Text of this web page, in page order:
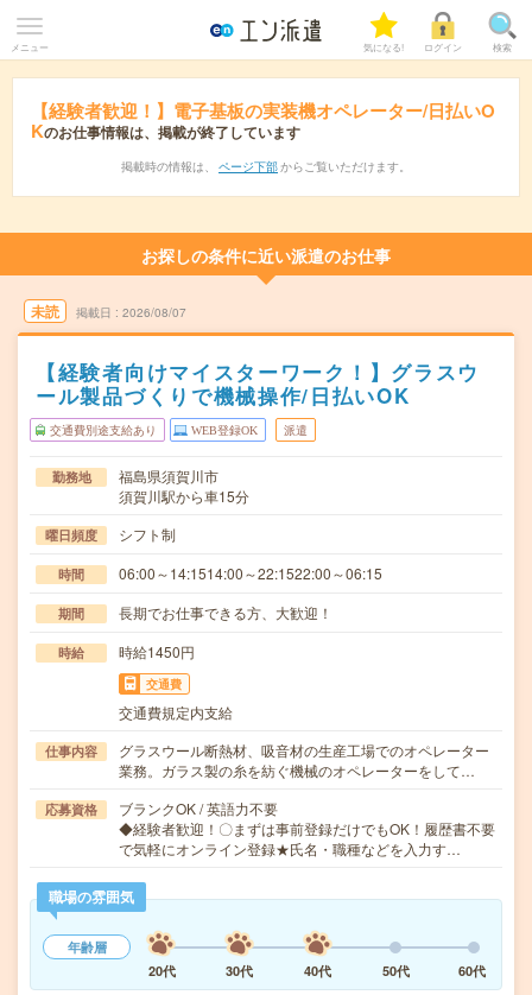
メニュー 気になる! ログイン 検索
【経験者歓迎！】電子基板の実装機オペレーター/日払いO
Kのお仕事情報は、掲載が終了しています
掲載時の情報は、 ページ下部 からご覧いただけます。
お探しの条件に近い派遣のお仕事
未読 掲載日 2026/08/07
【経験者向けマイスターワーク！】グラスウ
ール製品づくりで機械操作/日払いOK
交通費別途支給あり WEB登録OK 派遣
勤務地
福島県須賀川市
須賀川駅から車15分
曜日頻度 シフト制
時間 06:00～14:1514:00～22:1522:00～06:15
期間 長期でお仕事できる方、大歓迎！
時給 時給1450円
交通費
交通費規定内支給
仕事内容
グラスウール断熱材、吸音材の生産工場でのオペレーター
業務。ガラス製の糸を紡ぐ機械のオペレーターをして…
応募資格
ブランクOK / 英語力不要
◆経験者歓迎！〇まずは事前登録だけでもOK！履歴書不要
で気軽にオンライン登録★氏名・職種などを入力す…
職場の雰囲気
年齢層
20代
30代 40代 50代 60代